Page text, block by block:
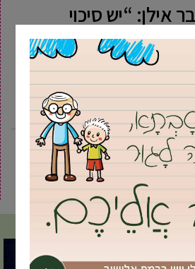
אילן: “יש סיכוי
בבר-אילן ומשרד החוץ אמר השגריר:
שלום וביטחון באזור כולו”.
3
4
5
6
7